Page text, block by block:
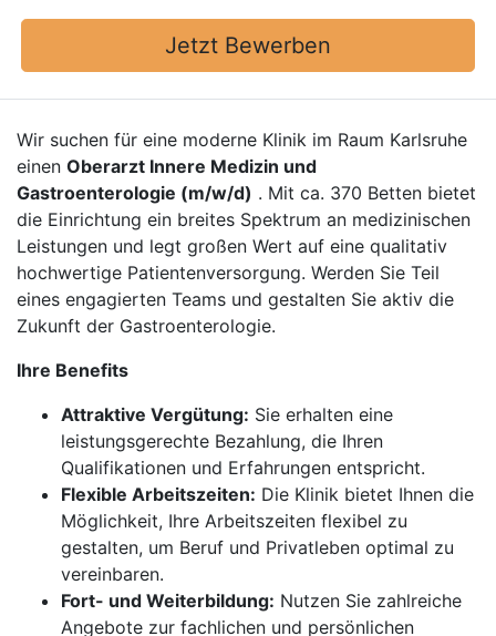
Jetzt Bewerben
Wir suchen für eine moderne Klinik im Raum Karlsruhe
einen Oberarzt Innere Medizin und
Gastroenterologie (m/w/d) . Mit ca. 370 Betten bietet
die Einrichtung ein breites Spektrum an medizinischen
Leistungen und legt großen Wert auf eine qualitativ
hochwertige Patientenversorgung. Werden Sie Teil
eines engagierten Teams und gestalten Sie aktiv die
Zukunft der Gastroenterologie.
Ihre Benefits
Attraktive Vergütung: Sie erhalten eine
leistungsgerechte Bezahlung, die Ihren
Qualifikationen und Erfahrungen entspricht.
Flexible Arbeitszeiten: Die Klinik bietet Ihnen die
Möglichkeit, Ihre Arbeitszeiten flexibel zu
gestalten, um Beruf und Privatleben optimal zu
vereinbaren.
Fort- und Weiterbildung: Nutzen Sie zahlreiche
Angebote zur fachlichen und persönlichen